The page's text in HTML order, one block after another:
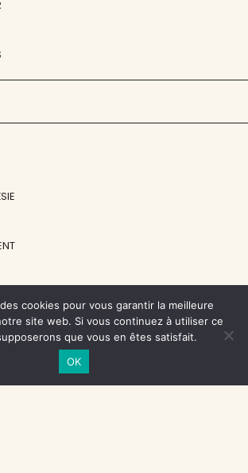
LIVRE
cookies pour vous garantir la meilleure
site web. Si vous continuez à utiliser ce
que vous en êtes satisfait.
OK